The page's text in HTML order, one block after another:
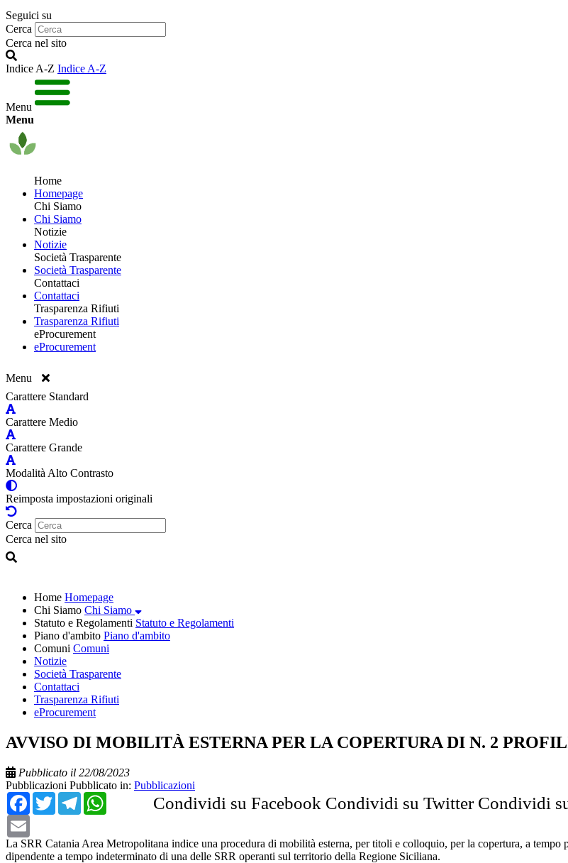
Seguici su
Cerca
Cerca nel sito
Indice A-Z Indice A-Z
Menu
Menu
Home
Homepage
Chi Siamo
Chi Siamo
Notizie
Notizie
Società Trasparente
Società Trasparente
Contattaci
Contattaci
Trasparenza Rifiuti
Trasparenza Rifiuti
eProcurement
eProcurement
Menu
Carattere Standard
Carattere Medio
Carattere Grande
Modalità Alto Contrasto
Reimposta impostazioni originali
Cerca
Cerca nel sito
Home Homepage
Chi Siamo Chi Siamo
Statuto e Regolamenti Statuto e Regolamenti
Piano d'ambito Piano d'ambito
Comuni Comuni
Notizie
Società Trasparente
Contattaci
Trasparenza Rifiuti
eProcurement
AVVISO DI MOBILITÀ ESTERNA PER LA COPERTURA DI N. 2
Pubblicato il 22/08/2023
Pubblicazioni Pubblicato in: Pubblicazioni
Condividi su Facebook
Facebook Condividi su Twitter
Twitter Condividi
TelegramWhatsApp
Email
La SRR Catania Area Metropolitana indice una procedura di mobilità esterna, per titoli e colloquio, per la copertura, a
dipendente a tempo indeterminato di una delle SRR operanti sul territorio della Regione Siciliana.